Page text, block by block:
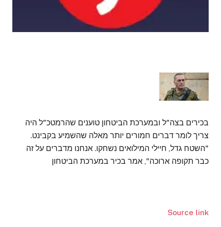
בכירים בצה"ל ובמערכת הביטחון טוענים שהרמטכ"ל היה
צריך לומר דברים חמורים יותר מאלה שהשמיע בקבינט.
"השטח גדל, חיילי המילואים נשחקו. אנחנו מדברים על זה
כבר תקופה ארוכה", אמר בכיר במערכת הביטחון
Source link